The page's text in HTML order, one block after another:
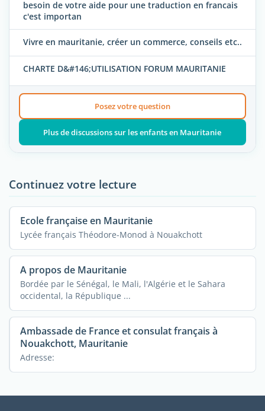
besoin de votre aide pour une traduction en francais
c'est importan
Vivre en mauritanie, créer un commerce, conseils etc..
CHARTE D&#146;UTILISATION FORUM MAURITANIE
Posez votre question
Plus de discussions sur les enfants en Mauritanie
Continuez votre lecture
Ecole française en Mauritanie
Lycée français Théodore-Monod à Nouakchott
A propos de Mauritanie
Bordée par le Sénégal, le Mali, l'Algérie et le Sahara
occidental, la République ...
Ambassade de France et consulat français à
Nouakchott, Mauritanie
Adresse: